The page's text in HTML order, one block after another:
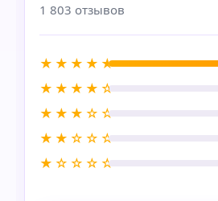
1 803 отзывов
★★★★★
★★★★☆
★★★☆☆
★★☆☆☆
★☆☆☆☆